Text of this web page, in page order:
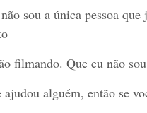
sou a única pessoa
filmando. Que eu não
ajudou alguém, então se